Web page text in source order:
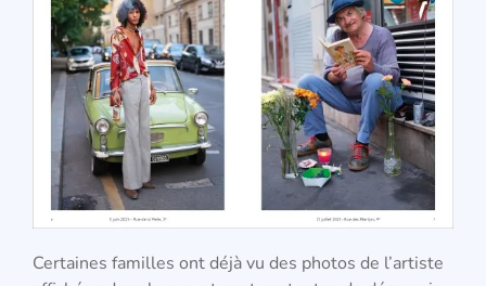
Certaines familles ont déjà vu des photos de l’artiste